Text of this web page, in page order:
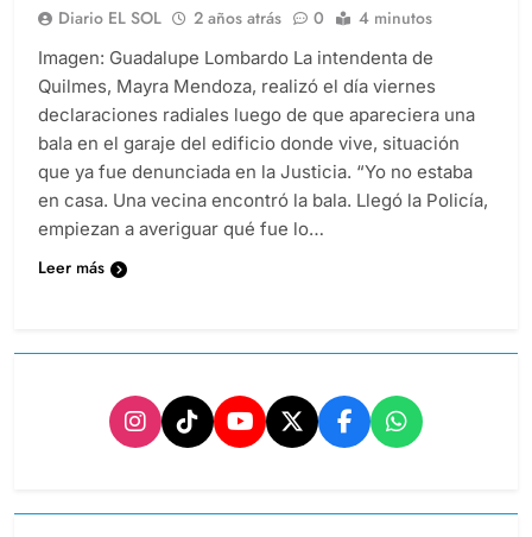
Diario EL SOL 2 años atrás 0 4 minutos
Imagen: Guadalupe Lombardo La intendenta de
Quilmes, Mayra Mendoza, realizó el día viernes
declaraciones radiales luego de que apareciera una
bala en el garaje del edificio donde vive, situación
que ya fue denunciada en la Justicia. “Yo no estaba
en casa. Una vecina encontró la bala. Llegó la Policía,
empiezan a averiguar qué fue lo…
Leer más